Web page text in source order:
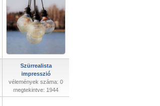
Szürrealista
impresszió
vélemények száma: 0
megtekintve: 1944